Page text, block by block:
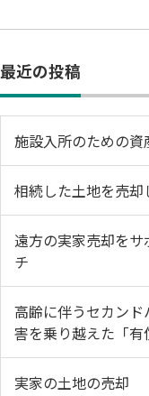
最近の投稿
施設入所のための資
相続した土地を売却
遠方の実家売却をサ
チ
高齢に伴うセカン
害を乗り越えた「
実家の土地の売却